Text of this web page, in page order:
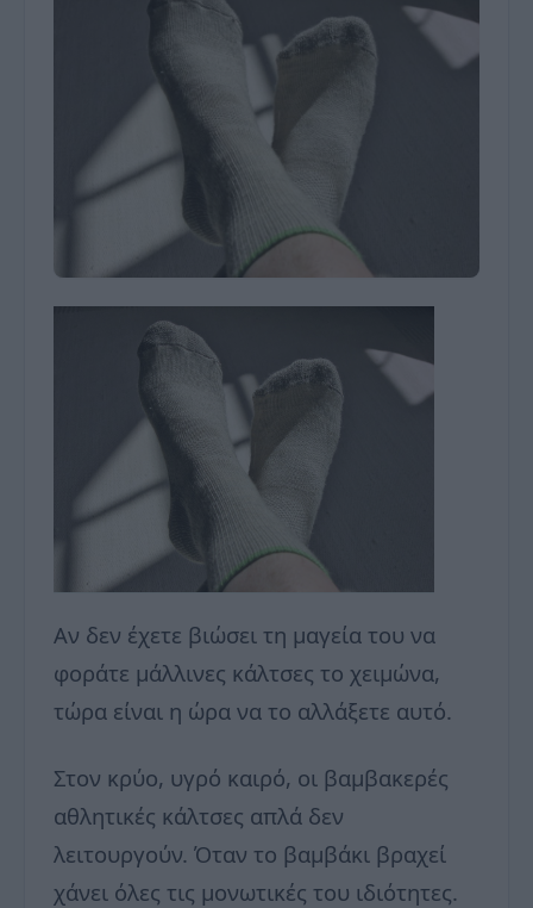
Αν δεν έχετε βιώσει τη μαγεία του να
φοράτε μάλλινες κάλτσες το χειμώνα,
τώρα είναι η ώρα να το αλλάξετε αυτό.
Στον κρύο, υγρό καιρό, οι βαμβακερές
αθλητικές κάλτσες απλά δεν
λειτουργούν. Όταν το βαμβάκι βραχεί
χάνει όλες τις μονωτικές του ιδιότητες.